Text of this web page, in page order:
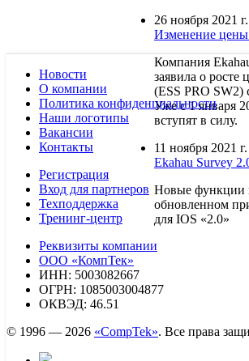
26 ноября 2021 г.
Изменение цены
Компания
заявила о росте
(ESS PRO SW2)
Уже с 1 января
вступят в силу.
11 ноября 2021 г.
Ekahau Survey
Новые функции
обновленном
для IOS «2.0»
Новости
О компании
Политика конфиденциальности
Наши логотипы
Вакансии
Контакты
Регистрация
Вход для партнеров
Техподдержка
Тренинг-центр
Реквизиты компании
ООО «КомпТек»
ИНН: 5003082667
ОГРН: 1085003004877
ОКВЭД: 46.51
© 1996 — 2026 «CompTek». Все права